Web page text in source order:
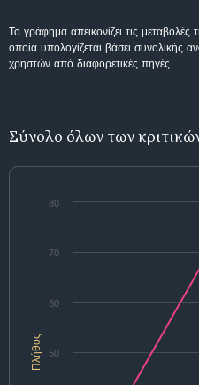
Το γράφημα απεικονίζει τις μεταβολές
οποία υπολογίζεται βάσει συνολικής
χρηστών από διαφορετικές πηγές.
Σύνολο όλων των
Πλήθος 50
60
70
80